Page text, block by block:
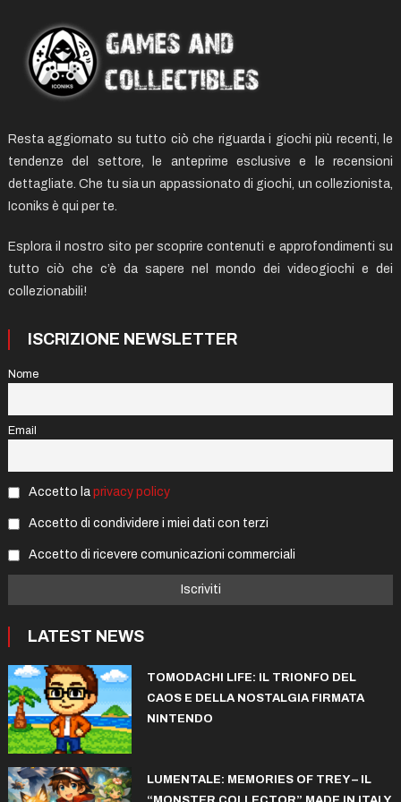
Resta aggiornato su tutto ciò che riguarda i giochi più recenti, le
tendenze del settore, le anteprime esclusive e le recensioni
dettagliate. Che tu sia un appassionato di giochi, un collezionista,
Iconiks è qui per te.
Esplora il nostro sito per scoprire contenuti e approfondimenti su
tutto ciò che c’è da sapere nel mondo dei videogiochi e dei
collezionabili!
ISCRIZIONE NEWSLETTER
Nome
Email
Accetto la privacy policy
Accetto di condividere i miei dati con terzi
Accetto di ricevere comunicazioni commerciali
LATEST NEWS
TOMODACHI LIFE: IL TRIONFO DEL
CAOS E DELLA NOSTALGIA FIRMATA
NINTENDO
LUMENTALE: MEMORIES OF TREY – IL